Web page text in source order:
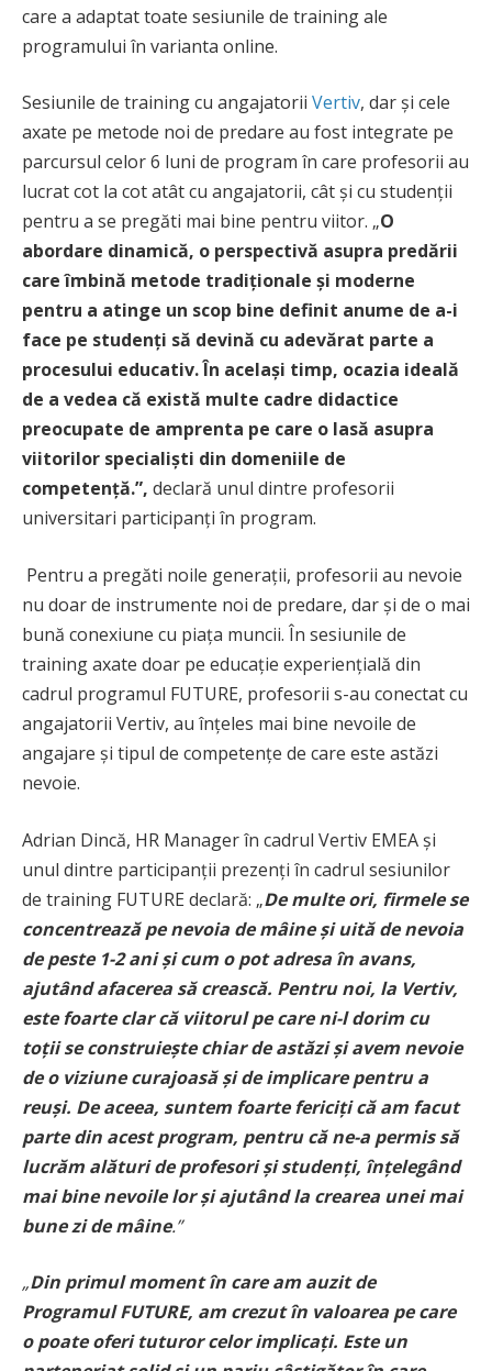
care a adaptat toate sesiunile de training ale
programului în varianta online.
Sesiunile de training cu angajatorii Vertiv, dar și cele
axate pe metode noi de predare au fost integrate pe
parcursul celor 6 luni de program în care profesorii au
lucrat cot la cot atât cu angajatorii, cât și cu studenții
pentru a se pregăti mai bine pentru viitor. „O
abordare dinamică, o perspectivă asupra predării
care îmbină metode tradiționale și moderne
pentru a atinge un scop bine definit anume de a-i
face pe studenți să devină cu adevărat parte a
procesului educativ. În același timp, ocazia ideală
de a vedea că există multe cadre didactice
preocupate de amprenta pe care o lasă asupra
viitorilor specialiști din domeniile de
competență.”, declară unul dintre profesorii
universitari participanți în program.
Pentru a pregăti noile generații, profesorii au nevoie
nu doar de instrumente noi de predare, dar și de o mai
bună conexiune cu piața muncii. În sesiunile de
training axate doar pe educație experiențială din
cadrul programul FUTURE, profesorii s-au conectat cu
angajatorii Vertiv, au înțeles mai bine nevoile de
angajare și tipul de competențe de care este astăzi
nevoie.
Adrian Dincă, HR Manager în cadrul Vertiv EMEA și
unul dintre participanții prezenți în cadrul sesiunilor
de training FUTURE declară: „De multe ori, firmele se
concentrează pe nevoia de mâine și uită de nevoia
de peste 1-2 ani și cum o pot adresa în avans,
ajutând afacerea să crească. Pentru noi, la Vertiv,
este foarte clar că viitorul pe care ni-l dorim cu
toții se construiește chiar de astăzi și avem nevoie
de o viziune curajoasă și de implicare pentru a
reuși. De aceea, suntem foarte fericiți că am facut
parte din acest program, pentru că ne-a permis să
lucrăm alături de profesori și studenți, înțelegând
mai bine nevoile lor și ajutând la crearea unei mai
bune zi de mâine.”
„Din primul moment în care am auzit de
Programul FUTURE, am crezut în valoarea pe care
o poate oferi tuturor celor implicați. Este un